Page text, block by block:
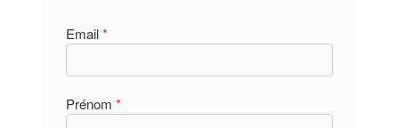
Email*
Prénom *